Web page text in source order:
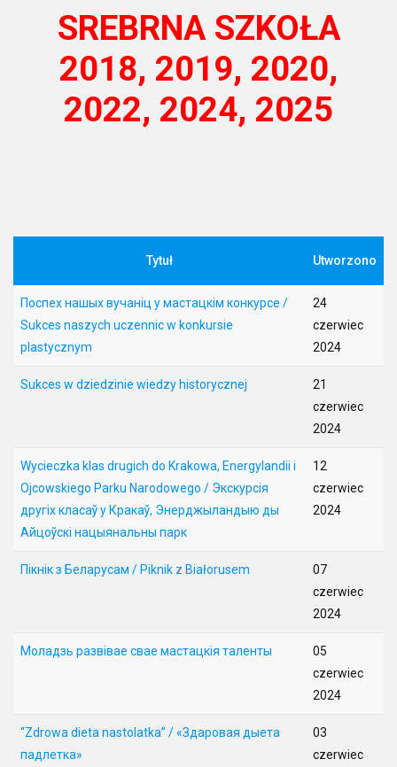
SREBRNA SZKOŁA
2018, 2019, 2020,
2022, 2024, 2025
Tytuł Utworzono
Поспех нашых вучаніц у мастацкім конкурсе /
Sukces naszych uczennic w konkursie
plastycznym
24
czerwiec
2024
Sukces w dziedzinie wiedzy historycznej
21
czerwiec
2024
Wycieczka klas drugich do Krakowa, Energylandii i
Ojcowskiego Parku Narodowego / Экскурсія
другіх класаў у Кракаў, Энерджыландыю ды
Айцоўскі нацыянальны парк
12
czerwiec
2024
Пікнік з Беларусам / Piknik z Białorusem
07
czerwiec
2024
Моладзь развівае свае мастацкія таленты
05
czerwiec
2024
“Zdrowa dieta nastolatka” / «Здаровая дыета
падлетка»
03
czerwiec